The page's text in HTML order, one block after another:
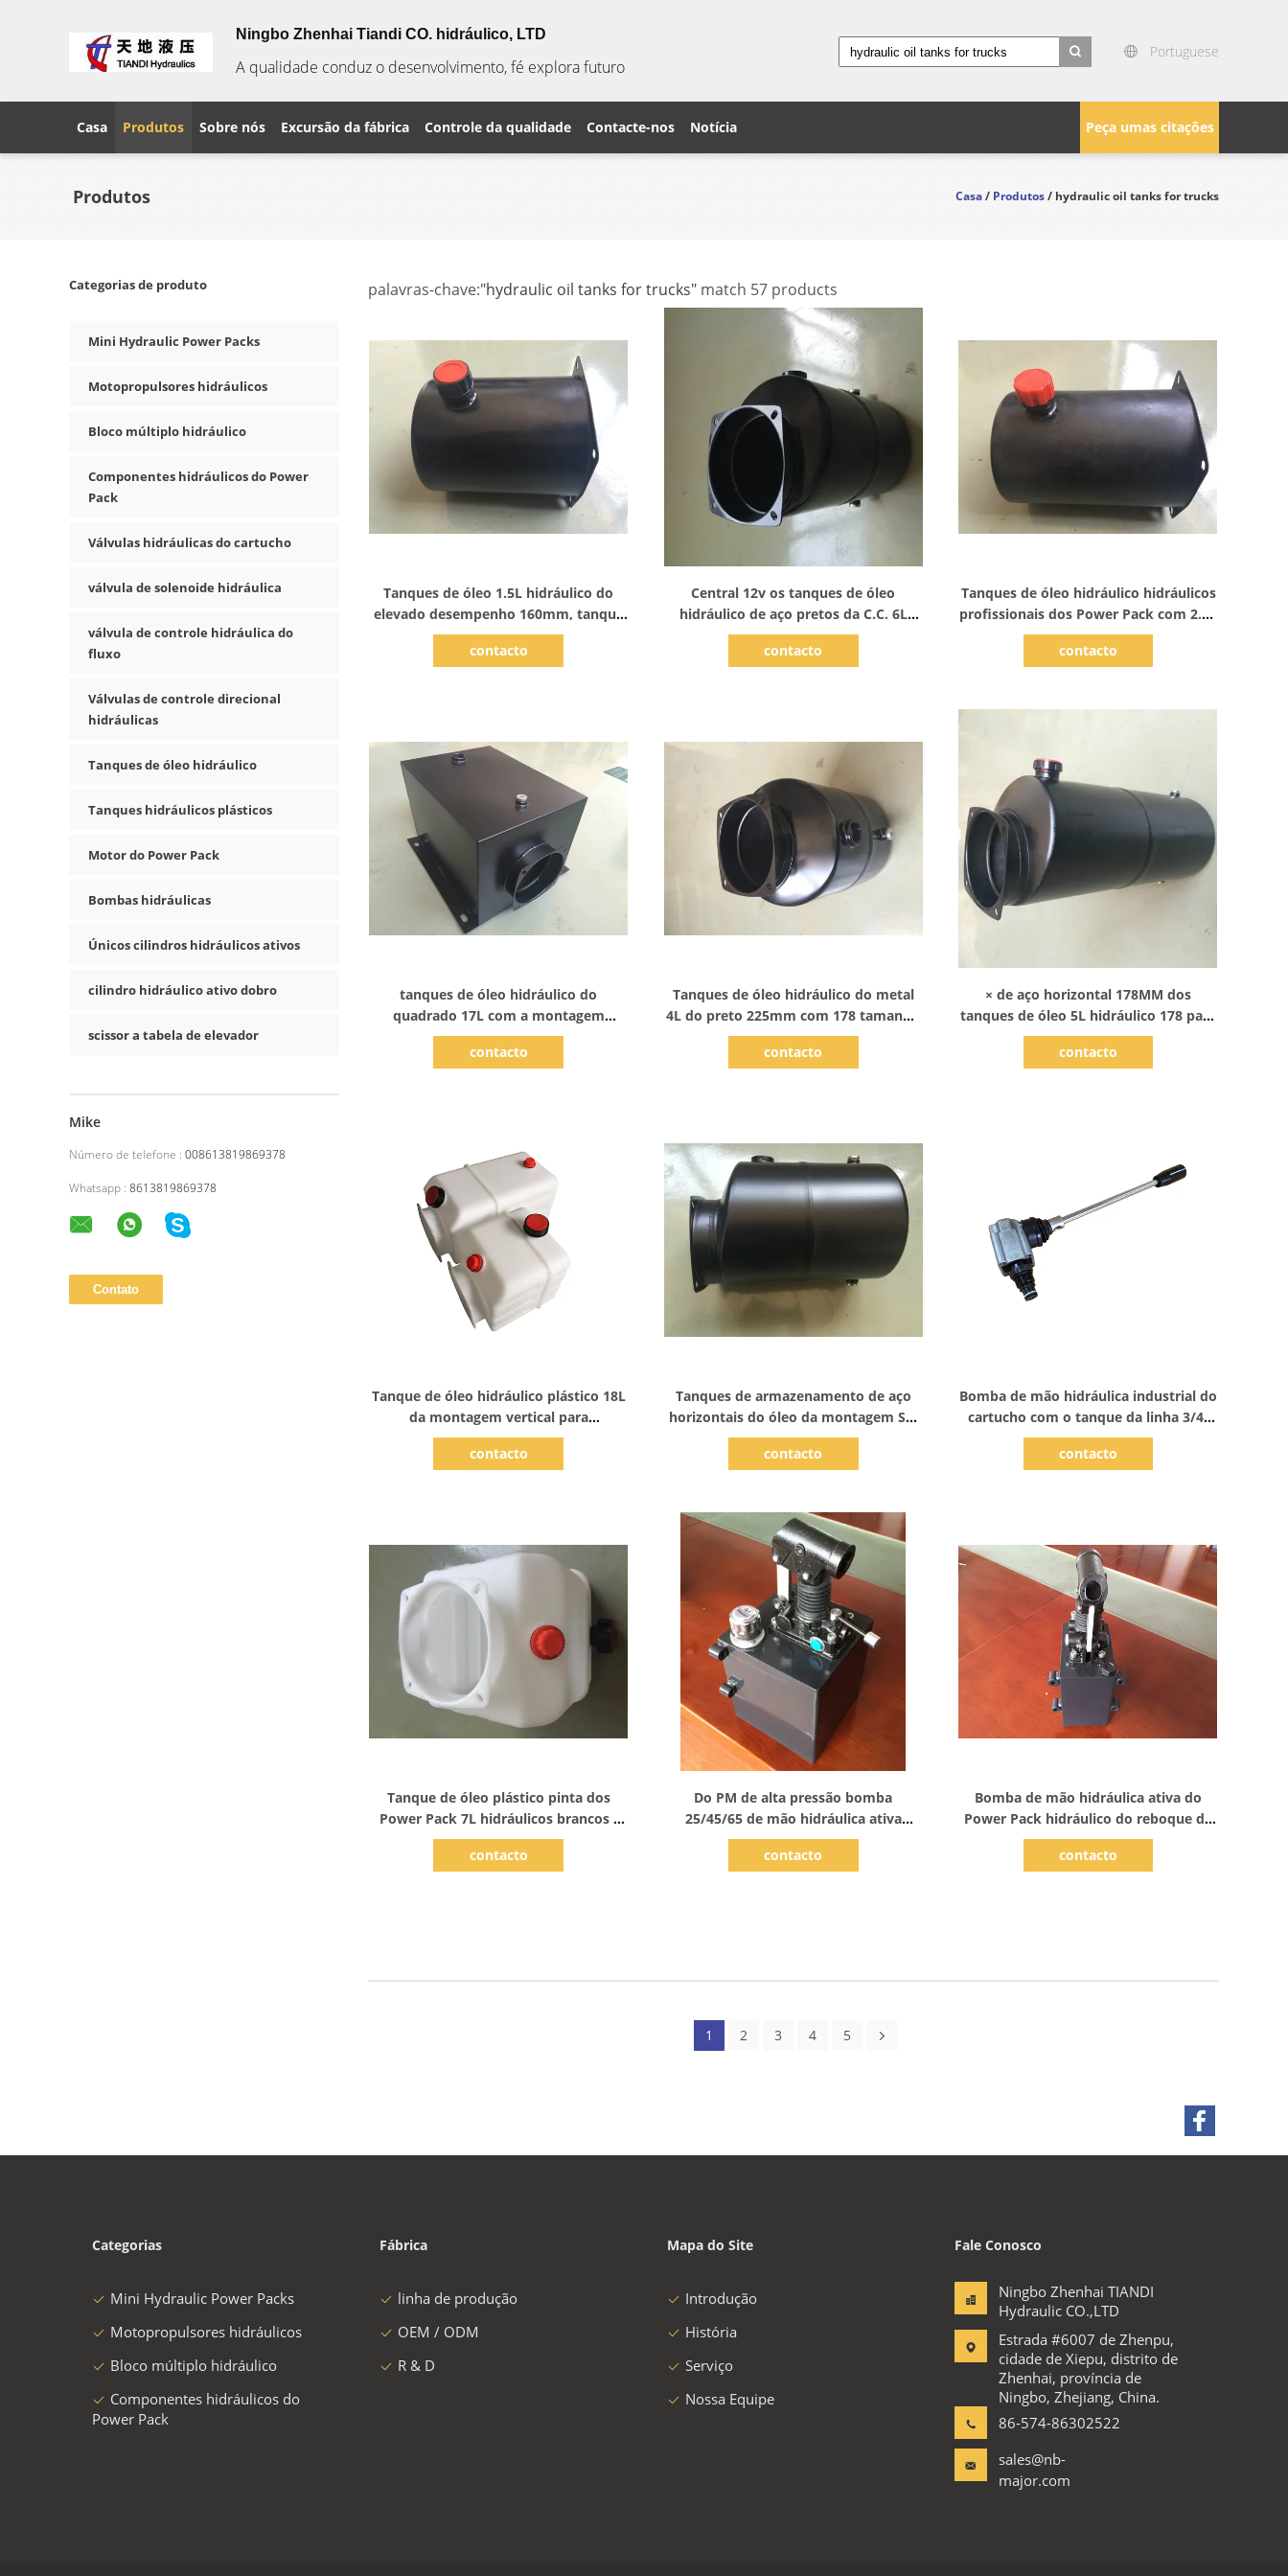
Ningbo Zhenhai Tiandi CO. hidráulico, LTD
A qualidade conduz o desenvolvimento, fé explora futuro
Portuguese
Peça umas citações
Casa Produtos Sobre nós Excursão da fábrica Controle da qualidade Contacte-nos Notícia
Produtos Casa/Produtos/ hydraulic oil tanks for trucks
Categorias de produto
Mini Hydraulic Power Packs
Motopropulsores hidráulicos
Bloco múltiplo hidráulico
Componentes hidráulicos do Power
Pack
Válvulas hidráulicas do cartucho
válvula de solenoide hidráulica
válvula de controle hidráulica do
fluxo
Válvulas de controle direcional
hidráulicas
Tanques de óleo hidráulico
Tanques hidráulicos plásticos
Motor do Power Pack
Bombas hidráulicas
Únicos cilindros hidráulicos ativos
cilindro hidráulico ativo dobro
scissor a tabela de elevador
Mike
Número de telefone : 008613819869378
Whatsapp : 8613819869378
palavras-chave:"hydraulic oil tanks for trucks" match 57 products
Tanques de óleo 1.5L hidráulico do
elevado desempenho 160mm, tanque
de aço do fuel-óleo
contacto
Central 12v os tanques de óleo
hidráulico de aço pretos da C.C. 6L
com CE
contacto
Tanques de óleo hidráulico hidráulicos
profissionais dos Power Pack com 2.5L
211mm
contacto
tanques de óleo hidráulico do
quadrado 17L com a montagem
horizontal do tamanho do pescoço de
120mm
contacto
Tanques de óleo hidráulico do metal
4L do preto 225mm com 178 tamanho
inferior do × 178mm
contacto
× de aço horizontal 178MM dos
tanques de óleo 5L hidráulico 178 para
Power Pack
contacto
Tanque de óleo hidráulico plástico 18L
da montagem vertical para
motopropulsores
contacto
Tanques de armazenamento de aço
horizontais do óleo da montagem ST-
120-02 5L para o Power Pack
contacto
Bomba de mão hidráulica industrial do
cartucho com o tanque da linha 3/4-
16UNF/óleo
contacto
Tanque de óleo plástico pinta dos
Power Pack 7L hidráulicos brancos -
tamanho do pescoço de 120 - 02 120
milímetros
contacto
Do PM de alta pressão bomba
25/45/65 de mão hidráulica ativa
dobro para Tralier
contacto
Bomba de mão hidráulica ativa do
Power Pack hidráulico do reboque da
descarga única
contacto
1 2 3 4 5
Categorias
Mini Hydraulic Power Packs
Motopropulsores hidráulicos
Bloco múltiplo hidráulico
Componentes hidráulicos do
Power Pack
Fábrica
linha de produção
OEM / ODM
R & D
Mapa do Site
Introdução
História
Serviço
Nossa Equipe
Fale Conosco
Ningbo Zhenhai TIANDI
Hydraulic CO.,LTD
Estrada #6007 de Zhenpu,
cidade de Xiepu, distrito de
Zhenhai, província de
Ningbo, Zhejiang, China.
86-574-86302522
sales@nb-
major.com